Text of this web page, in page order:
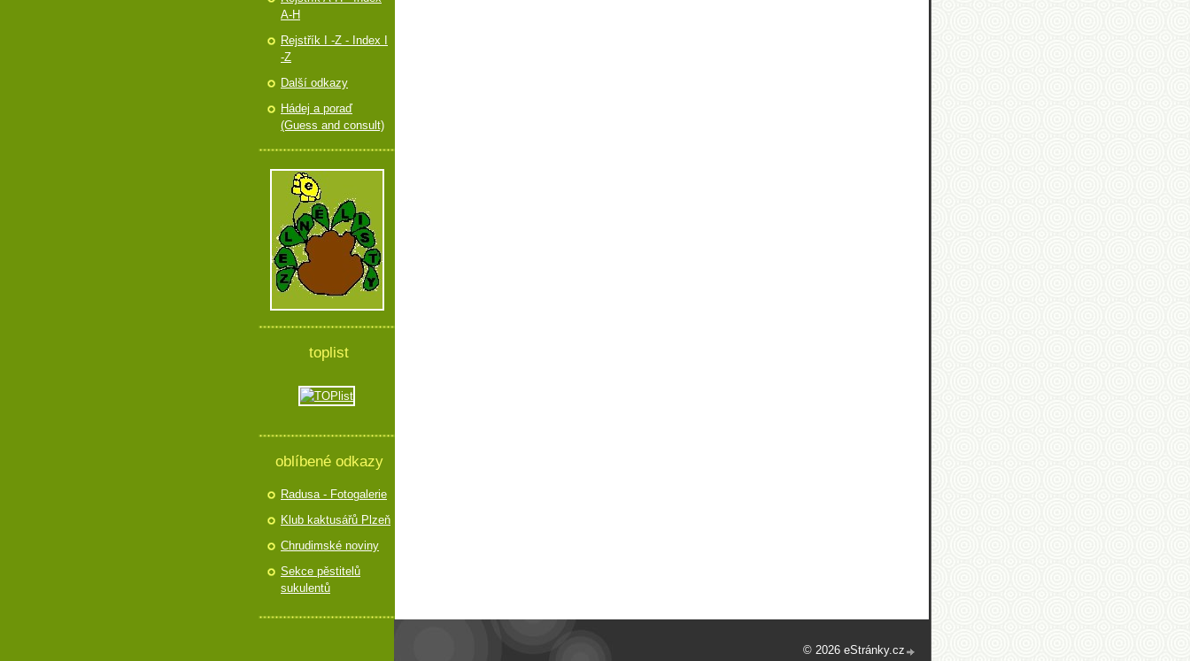
A-H
Rejstřík I -Z - Index I
-Z
Další odkazy
Hádej a poraď
(Guess and consult)
toplist
oblíbené odkazy
Radusa - Fotogalerie
Klub kaktusářů Plzeň
Chrudimské noviny
Sekce pěstitelů
sukulentů
© 2026 eStránky.cz